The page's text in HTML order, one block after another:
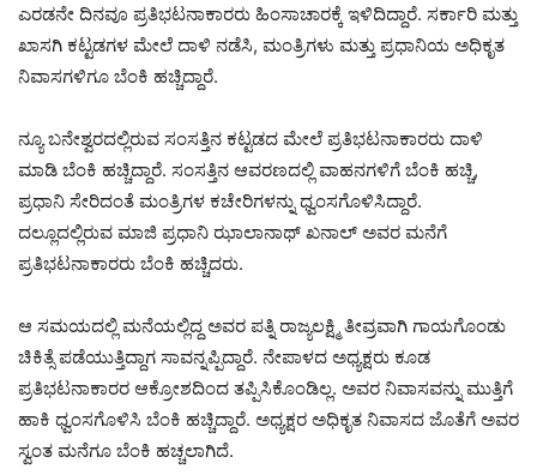
ಎರಡನೇ ದಿನವೂ ಪ್ರತಿಭಟನಾಕಾರರು ಹಿಂಸಾಚಾರಕ್ಕೆ ಇಳಿದಿದ್ದಾರೆ. ಸರ್ಕಾರಿ ಮತ್ತು
ಖಾಸಗಿ ಕಟ್ಟಡಗಳ ಮೇಲೆ ದಾಳಿ ನಡೆಸಿ, ಮಂತ್ರಿಗಳು ಮತ್ತು ಪ್ರಧಾನಿಯ ಅಧಿಕೃತ
ನಿವಾಸಗಳಿಗೂ ಬೆಂಕಿ ಹಚ್ಚಿದ್ದಾರೆ.
ನ್ಯೂ ಬನೇಶ್ವರದಲ್ಲಿರುವ ಸಂಸತ್ತಿನ ಕಟ್ಟಡದ ಮೇಲೆ ಪ್ರತಿಭಟನಾಕಾರರು ದಾಳಿ
ಮಾಡಿ ಬೆಂಕಿ ಹಚ್ಚಿದ್ದಾರೆ. ಸಂಸತ್ತಿನ ಆವರಣದಲ್ಲಿ ವಾಹನಗಳಿಗೆ ಬೆಂಕಿ ಹಚ್ಚಿ,
ಪ್ರಧಾನಿ ಸೇರಿದಂತೆ ಮಂತ್ರಿಗಳ ಕಚೇರಿಗಳನ್ನು ಧ್ವಂಸಗೊಳಿಸಿದ್ದಾರೆ.
ದಲ್ಲೂದಲ್ಲಿರುವ ಮಾಜಿ ಪ್ರಧಾನಿ ಝಾಲಾನಾಥ್ ಖನಾಲ್ ಅವರ ಮನೆಗೆ
ಪ್ರತಿಭಟನಾಕಾರರು ಬೆಂಕಿ ಹಚ್ಚಿದರು.
ಆ ಸಮಯದಲ್ಲಿ ಮನೆಯಲ್ಲಿದ್ದ ಅವರ ಪತ್ನಿ ರಾಜ್ಯಲಕ್ಷ್ಮಿ ತೀವ್ರವಾಗಿ ಗಾಯಗೊಂಡು
ಚಿಕಿತ್ಸೆ ಪಡೆಯುತ್ತಿದ್ದಾಗ ಸಾವನ್ನಪ್ಪಿದ್ದಾರೆ. ನೇಪಾಳದ ಅಧ್ಯಕ್ಷರು ಕೂಡ
ಪ್ರತಿಭಟನಾಕಾರರ ಆಕ್ರೋಶದಿಂದ ತಪ್ಪಿಸಿಕೊಂಡಿಲ್ಲ. ಅವರ ನಿವಾಸವನ್ನು ಮುತ್ತಿಗೆ
ಹಾಕಿ ಧ್ವಂಸಗೊಳಿಸಿ ಬೆಂಕಿ ಹಚ್ಚಿದ್ದಾರೆ. ಅಧ್ಯಕ್ಷರ ಅಧಿಕೃತ ನಿವಾಸದ ಜೊತೆಗೆ ಅವರ
ಸ್ವಂತ ಮನೆಗೂ ಬೆಂಕಿ ಹಚ್ಚಲಾಗಿದೆ.